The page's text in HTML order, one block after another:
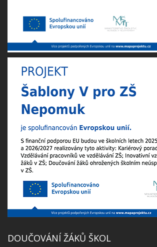
DOUČOVÁNÍ ŽÁKŮ ŠKOL